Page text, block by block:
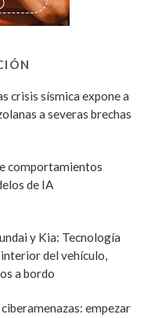
crisis sísmica expone a
a severas brechas
comportamientos
de IA
y Kia: Tecnología
del vehículo,
a bordo
empezar